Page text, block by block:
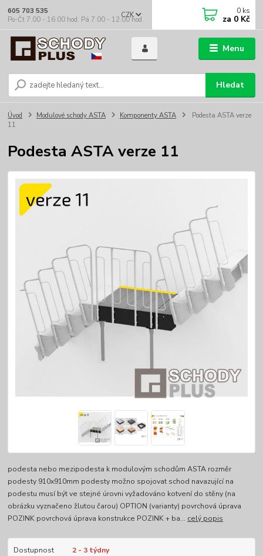
Menu
CZK
Hledat
605 703 535
Po-Čt 7.00 - 16.00 hod. Pá 7.00 - 12.00 hod.
0 ks
za 0 Kč
Úvod Modulové schody ASTA Komponenty ASTA
Podesta ASTA verze
11
Podesta ASTA verze 11
podesta nebo mezipodesta k modulovým schodům ASTA rozměr
podesty 910x910mm podesty možno spojovat schod navazující na
podestu musí být ve stejné úrovni vyžadováno kotvení do stěny (na
obrázku vyznačeno žlutou čarou) OPTION (varianty) povrchová úprava
POZINK povrchová úprava konstrukce POZINK + ba... celý popis
Dostupnost
2 - 3 týdny